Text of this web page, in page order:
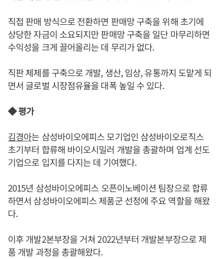
직접 판매 방식으로 전환하면 판매망 구축을 위해 초기에
상당한 자금이 소요되지만 판매망 구축을 일단 마무리하면
수익성을 크게 끌어올리는 데 무리가 없다.
직판 체제를 구축으로 개발, 생산, 임상, 유통까지 도맡게 되
면서 글로벌 시장점유율을 대폭 높일 수 있다.
◆ 평가
김경아는 삼성바이오에피스 모기업인 삼성바이오로직스
초기부터 합류해 바이오시밀러 개발을 총괄하며 업계 선도
기업으로 입지를 다지는 데 기여했다.
2015년 삼성바이오에피스 오픈이노베이션 팀장으로 합류
하면서 삼성바이오에피스 제품군 선정에 주요 역할을 해왔
다.
이후 개발2본부장을 거쳐 2022년부터 개발본부장으로 제
품 개발 과정을 총괄해왔다.